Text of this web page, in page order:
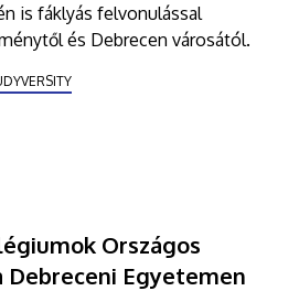
is fáklyás felvonulással
és Debrecen városától.
Országos
Debreceni Egyetemen